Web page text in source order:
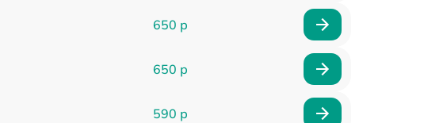
650 р
650 р
590 р